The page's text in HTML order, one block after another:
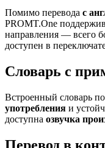
Помимо перевода с
PROMT.One
направления — всего
доступен в
Словарь с
Встроенный словарь
употребления и
доступна озвучка